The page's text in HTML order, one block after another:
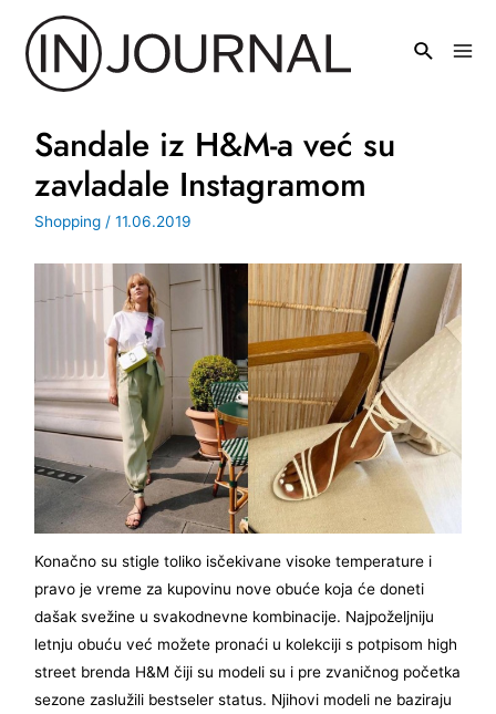
sadržaj
Sandale iz H&M-a već su
zavladale Instagramom
Shopping /11.06.2019
Konačno su stigle toliko isčekivane visoke temperature i
pravo je vreme za kupovinu nove obuće koja će doneti
dašak svežine u svakodnevne kombinacije. Najpoželjniju
letnju obuću već možete pronaći u kolekciji s potpisom high
street brenda H&M čiji su modeli su i pre zvaničnog početka
sezone zaslužili bestseler status. Njihovi modeli ne baziraju